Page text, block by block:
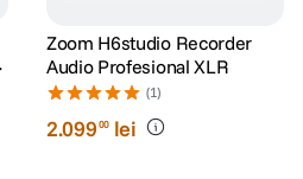
Zoom H6studio Recorder
Audio Profesional XLR
(1)
2.09900 lei